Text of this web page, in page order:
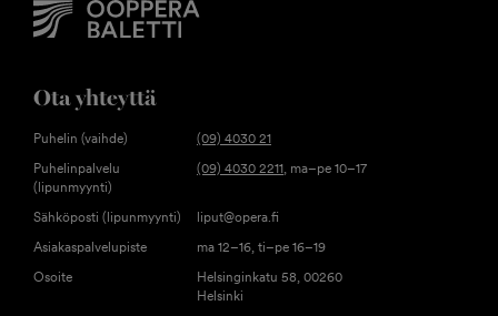
Ota yhteyttä
Puhelin (vaihde)
(09) 4030 21
Puhelinpalvelu
(lipunmyynti)
(09) 4030 2211, ma–pe 10–17
Sähköposti (lipunmyynti)
liput@opera.fi
Asiakaspalvelupiste
ma 12–16, ti–pe 16–19
Osoite
Helsinginkatu 58, 00260
Helsinki